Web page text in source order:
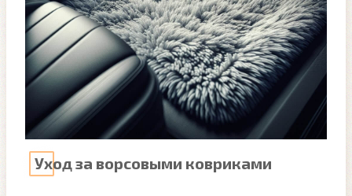
Уход за ворсовыми ковриками